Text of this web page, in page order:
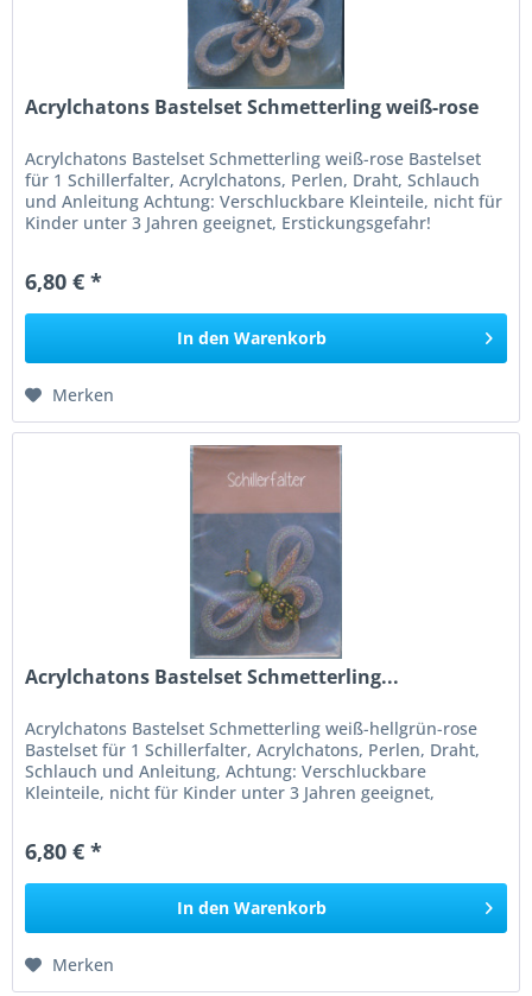
Acrylchatons Bastelset Schmetterling weiß-rose
Acrylchatons Bastelset Schmetterling weiß-rose Bastelset
für 1 Schillerfalter, Acrylchatons, Perlen, Draht, Schlauch
und Anleitung Achtung: Verschluckbare Kleinteile, nicht für
Kinder unter 3 Jahren geeignet, Erstickungsgefahr!
6,80 € *
In den Warenkorb
Merken
Acrylchatons Bastelset Schmetterling...
Acrylchatons Bastelset Schmetterling weiß-hellgrün-rose
Bastelset für 1 Schillerfalter, Acrylchatons, Perlen, Draht,
Schlauch und Anleitung, Achtung: Verschluckbare
Kleinteile, nicht für Kinder unter 3 Jahren geeignet,
6,80 € *
In den Warenkorb
Merken